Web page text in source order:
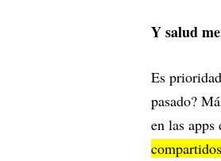
Y salud
Es
pasado?
en las apps